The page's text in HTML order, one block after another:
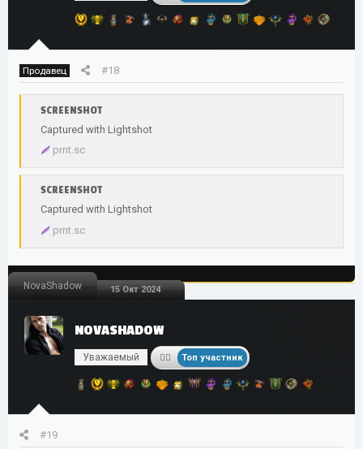
Продавец #18
SCREENSHOT
Captured with Lightshot
prnt.sc
SCREENSHOT
Captured with Lightshot
prnt.sc
NovaShadow 15 Окт 2024
NOVASHADOW
Уважаемый Топ участник
#19